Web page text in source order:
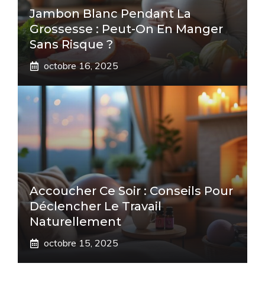
Jambon Blanc Pendant La
Grossesse : Peut-On En Manger
Sans Risque ?
octobre 16, 2025
Accoucher Ce Soir : Conseils Pour
Déclencher Le Travail
Naturellement
octobre 15, 2025